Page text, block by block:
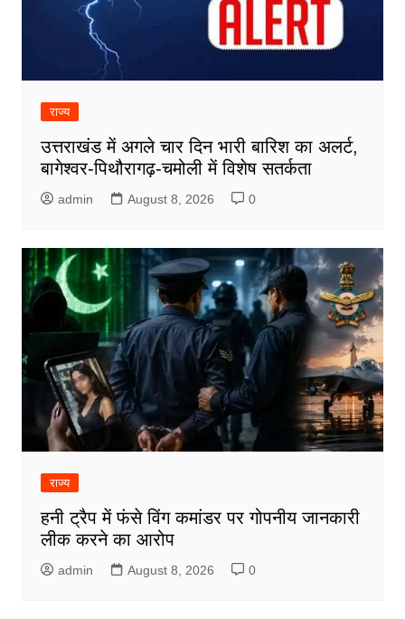
राज्य
उत्तराखंड में अगले चार दिन भारी बारिश का अलर्ट,
बागेश्वर-पिथौरागढ़-चमोली में विशेष सतर्कता
admin August 8, 2026 0
राज्य
हनी ट्रैप में फंसे विंग कमांडर पर गोपनीय जानकारी
लीक करने का आरोप
admin August 8, 2026 0